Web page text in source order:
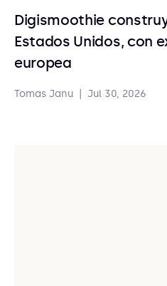
Digismoothie
Estados Unidos, con
europea
Tomas Janu Jul 30, 2026